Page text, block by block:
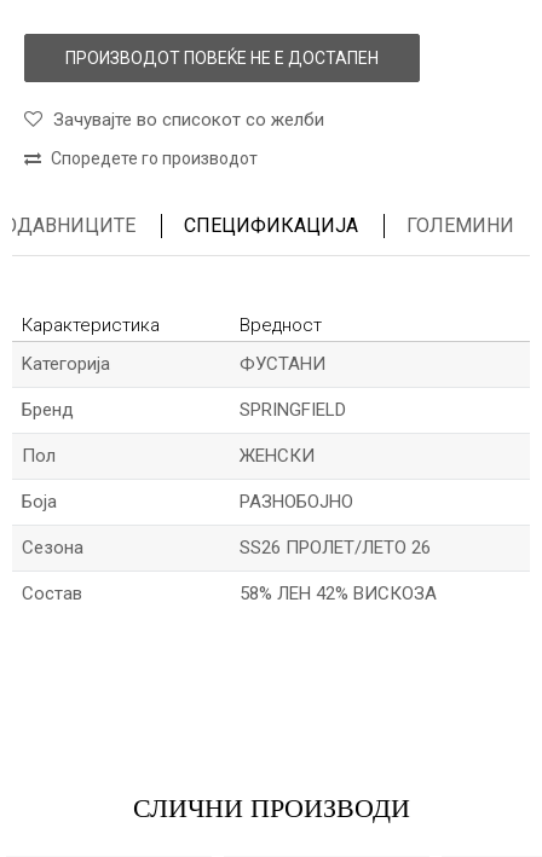
ПРОИЗВОДОТ ПОВЕЌЕ НЕ Е ДОСТАПЕН
Зачувајте во списокот со желби
Споредете го производот
СПЕЦИФИКАЦИЈА ГОЛЕМИНИ
Карактеристика
Вредност
Kатегорија
ФУСТАНИ
Бренд SPRINGFIELD
Пол ЖЕНСКИ
Боја РАЗНОБОЈНО
Сезона SS26 ПРОЛЕТ/ЛЕТО 26
Состав 58% ЛЕН 42% ВИСКОЗА
СЛИЧНИ ПРОИЗВОДИ